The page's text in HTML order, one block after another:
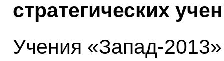
стратегических
Учения «Запад-